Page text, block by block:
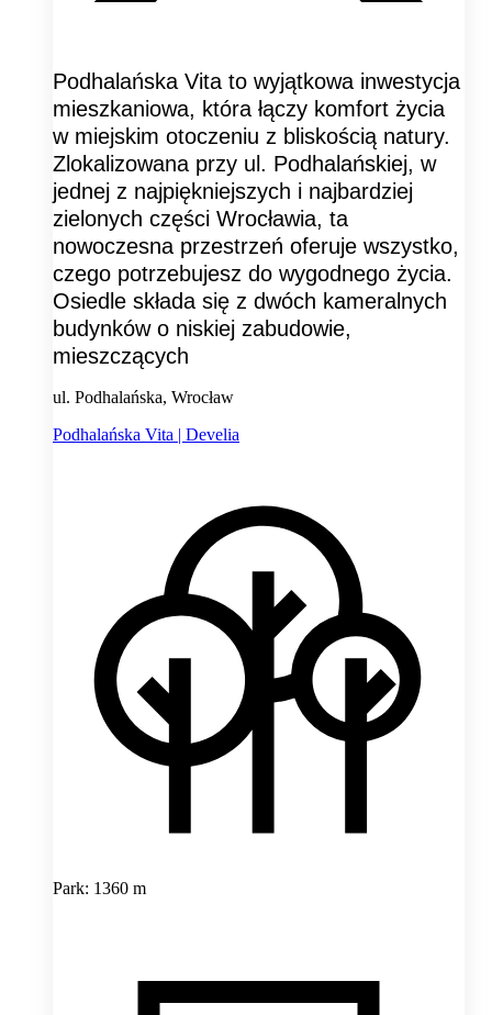
Podhalańska Vita to wyjątkowa inwestycja
mieszkaniowa, która łączy komfort życia
w miejskim otoczeniu z bliskością natury.
Zlokalizowana przy ul. Podhalańskiej, w
jednej z najpiękniejszych i najbardziej
zielonych części Wrocławia, ta
nowoczesna przestrzeń oferuje wszystko,
czego potrzebujesz do wygodnego życia.
Osiedle składa się z dwóch kameralnych
budynków o niskiej zabudowie,
mieszczących
ul. Podhalańska, Wrocław
Podhalańska Vita | Develia
Park: 1360 m